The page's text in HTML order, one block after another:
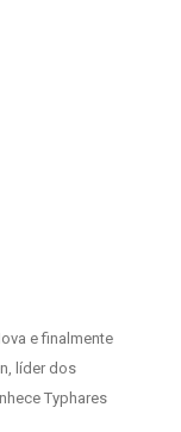
e finalmente
líder dos
Typhares